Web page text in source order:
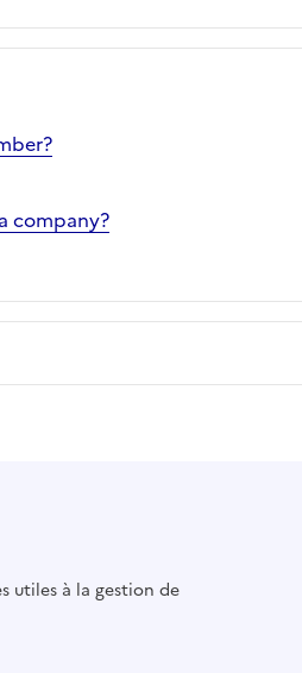
company?
utiles à la gestion de